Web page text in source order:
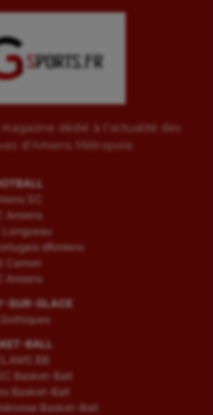
dédié à l'actualité des
d'Amiens Métropole.
SC
Amiens
Longueau
d’Amiens
Camon
Amiens
SUR-GLACE
Gothiques
BALL
BB
Basket-Ball
Basket-Ball
Basket-Ball